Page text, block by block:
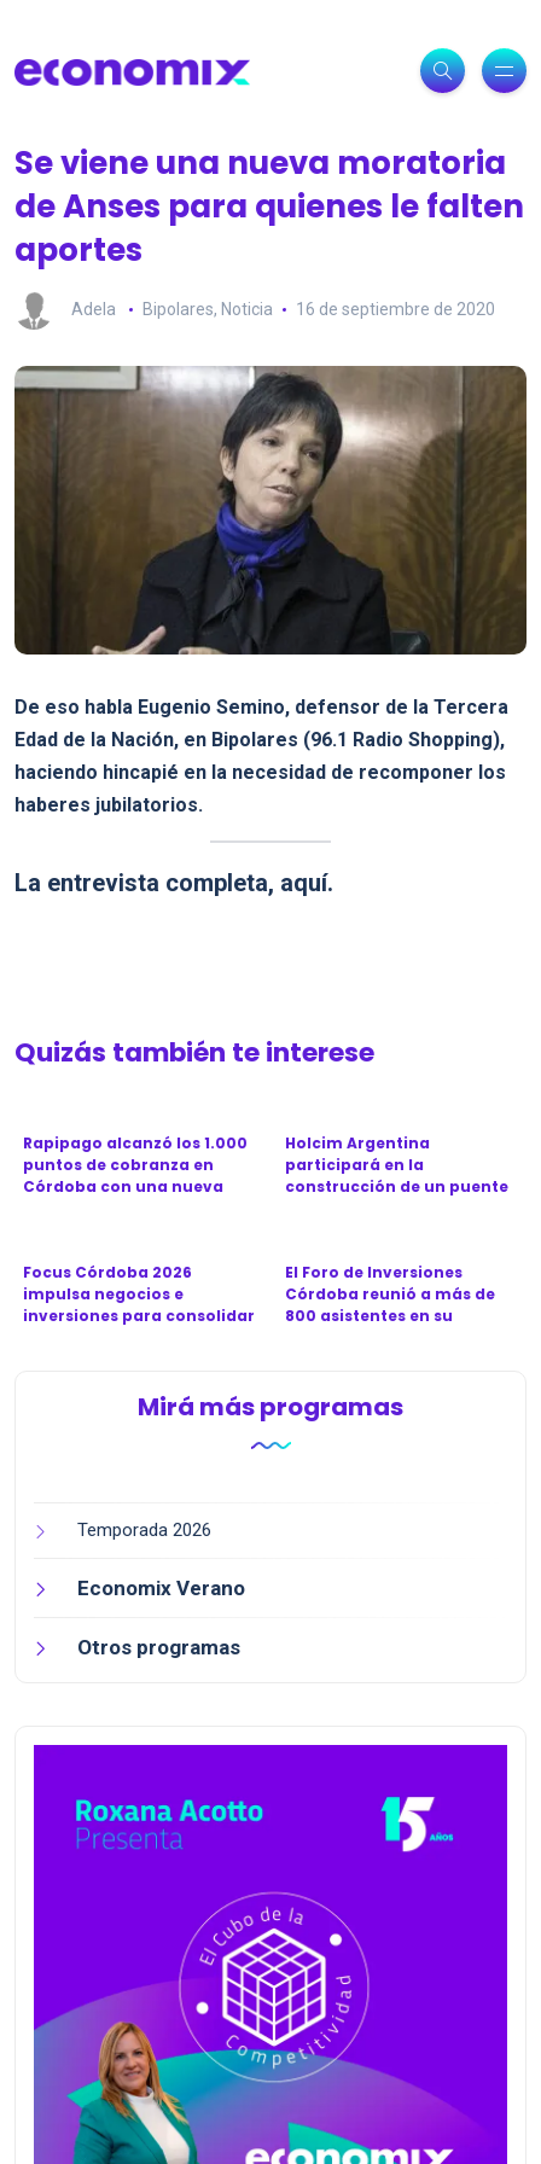
Se viene una nueva moratoria
de Anses para quienes le falten
aportes
Adela Bipolares, Noticia 16 de septiembre de 2020
De eso habla Eugenio Semino, defensor de la Tercera
Edad de la Nación, en Bipolares (96.1 Radio Shopping),
haciendo hincapié en la necesidad de recomponer los
haberes jubilatorios.
La entrevista completa, aquí.
Quizás también te interese
Rapipago alcanzó los 1.000
puntos de cobranza en
Córdoba con una nueva
Holcim Argentina
participará en la
construcción de un puente
Focus Córdoba 2026
impulsa negocios e
inversiones para consolidar
El Foro de Inversiones
Córdoba reunió a más de
800 asistentes en su
Mirá más programas
Temporada 2026
Economix Verano
Otros programas